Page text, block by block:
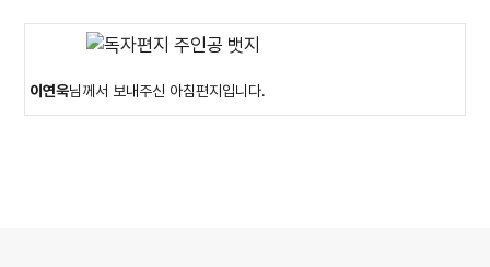
이연욱님께서 보내주신 아침편지입니다.